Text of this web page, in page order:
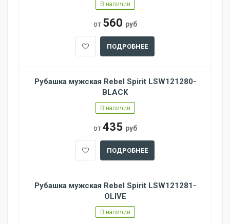
В наличии
от 560 руб
ПОДРОБНЕЕ
Рубашка мужская Rebel Spirit LSW121280-
BLACK
В наличии
от435 руб
ПОДРОБНЕЕ
Рубашка мужская Rebel Spirit LSW121281-
OLIVE
В наличии